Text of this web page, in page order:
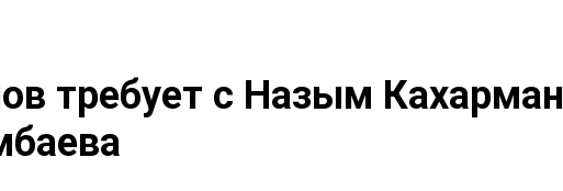
требует с Назым Кахарман